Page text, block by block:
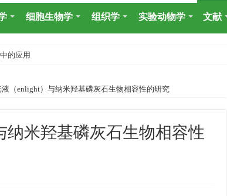
细胞生物学 组织学 实验动物学 文献
的应用
液（enlight）与纳米羟基磷灰石生物相容性的研究
纳米羟基磷灰石生物相容性